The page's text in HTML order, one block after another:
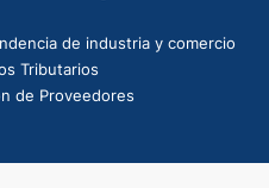
de industria y comercio
Tributarios
de Proveedores